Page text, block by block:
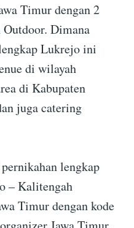
Timur dengan 2
Dimana
Lukrejo ini
di wilayah
di Kabupaten
juga catering
lengkap
– Kalitengah
Timur dengan kode